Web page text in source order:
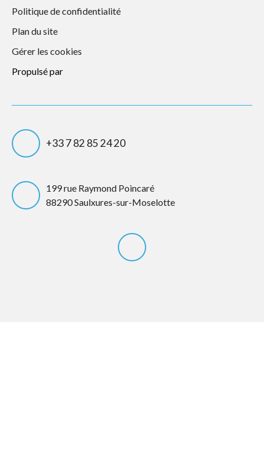
Politique de confidentialité
Plan du site
Gérer les cookies
Propulsé par
+33 7 82 85 24 20
199 rue Raymond Poincaré
88290 Saulxures-sur-Moselotte